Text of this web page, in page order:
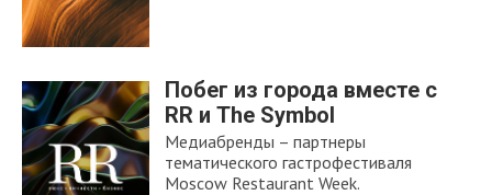
Побег из города вместе с
RR и The Symbol
Медиабренды – партнеры
тематического гастрофестиваля
Moscow Restaurant Week.